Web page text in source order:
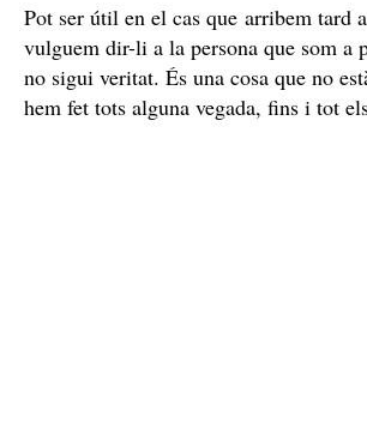
Pot ser útil en el cas que arribem tard
vulguem dir-li a la persona que som a
no sigui veritat. És una cosa que no
hem fet tots alguna vegada, fins i tot